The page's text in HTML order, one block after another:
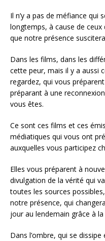
Il n’y a pas de méfiance qui
longtemps, à cause de
que notre présence
Dans les films, dans les
cette peur, mais il y a aussi
regardez, qui vous
préparant à une
vous êtes.
Ce sont ces films et ces
médiatiques qui vous ont
auxquelles vous participez
Elles vous préparent à
divulgation de la vérité qui
toutes les sources
notre présence, qui
jour au lendemain grâce à
Dans l’ombre, qui se